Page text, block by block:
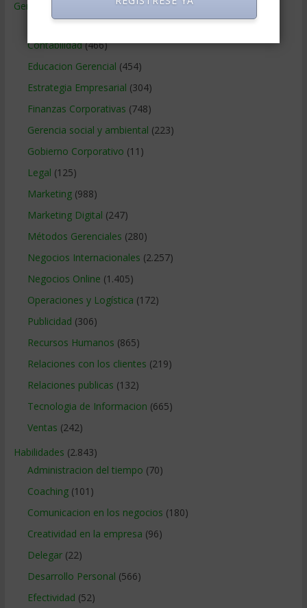
Gerencia
Ciencias Económicas(80)
Contabilidad(466)
Educacion Gerencial (454)
Estrategia Empresarial (304)
Finanzas Corporativas (748)
Gerencia social y ambiental (223)
Gobierno Corporativo (11)
Legal (125)
Marketing(988)
Marketing Digital (247)
Métodos Gerenciales (280)
Negocios Internacionales (2.257)
Negocios Online (1.405)
Operaciones y Logística (172)
Publicidad (306)
Recursos Humanos (865)
Relaciones con los clientes (219)
Relaciones publicas (132)
Tecnologia de Informacion (665)
Ventas (242)
Habilidades (2.843)
Administracion del tiempo (70)
Coaching(101)
Comunicacion en los negocios (180)
Creatividad en la empresa (96)
Delegar(22)
Desarrollo Personal (566)
Efectividad (52)